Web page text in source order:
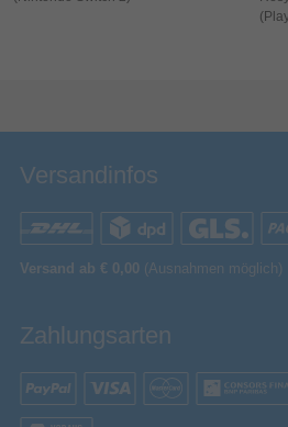
Versandinfos
Versand ab € 0,00 (Ausnahmen möglich)
Zahlungsarten